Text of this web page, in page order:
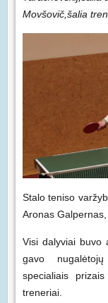
Movšovič,šalia
Stalo teniso
Aronas
Visi dalyviai buvo
gavo nugalėtojų
specialiais
treneriai.